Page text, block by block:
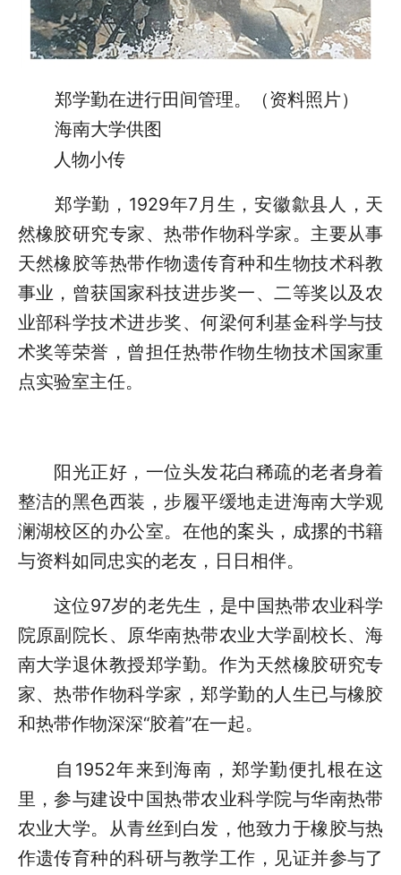
郑学勤在进行田间管理。（资料照片）
海南大学供图
人物小传
郑学勤，1929年7月生，安徽歙县人，天
然橡胶研究专家、热带作物科学家。主要从事
天然橡胶等热带作物遗传育种和生物技术科教
事业，曾获国家科技进步奖一、二等奖以及农
业部科学技术进步奖、何梁何利基金科学与技
术奖等荣誉，曾担任热带作物生物技术国家重
点实验室主任。
阳光正好，一位头发花白稀疏的老者身着
整洁的黑色西装，步履平缓地走进海南大学观
澜湖校区的办公室。在他的案头，成摞的书籍
与资料如同忠实的老友，日日相伴。
这位97岁的老先生，是中国热带农业科学
院原副院长、原华南热带农业大学副校长、海
南大学退休教授郑学勤。作为天然橡胶研究专
家、热带作物科学家，郑学勤的人生已与橡胶
和热带作物深深“胶着”在一起。
自1952年来到海南，郑学勤便扎根在这
里，参与建设中国热带农业科学院与华南热带
农业大学。从青丝到白发，他致力于橡胶与热
作遗传育种的科研与教学工作，见证并参与了